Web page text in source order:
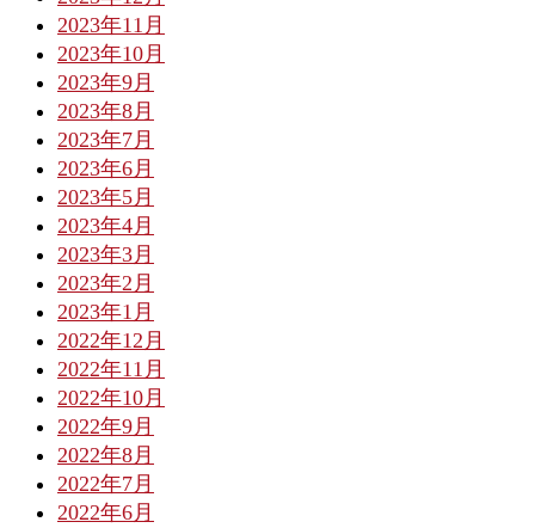
2023年11月
2023年10月
2023年9月
2023年8月
2023年7月
2023年6月
2023年5月
2023年4月
2023年3月
2023年2月
2023年1月
2022年12月
2022年11月
2022年10月
2022年9月
2022年8月
2022年7月
2022年6月